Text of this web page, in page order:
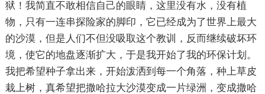
狱！我简直不敢相信自己的眼睛，这里没有水，没有植
物，只有一连串探险家的脚印，它已经成为了世界上最大
的沙漠，但是人们不但没吸取这个教训，反而继续破坏环
境，使它的地盘逐渐扩大，于是我开始了我的环保计划。
我把希望种子拿出来，开始泼洒到每一个角落，种上草皮
栽上树，真希望把撒哈拉大沙漠变成一片绿洲，变成撒哈